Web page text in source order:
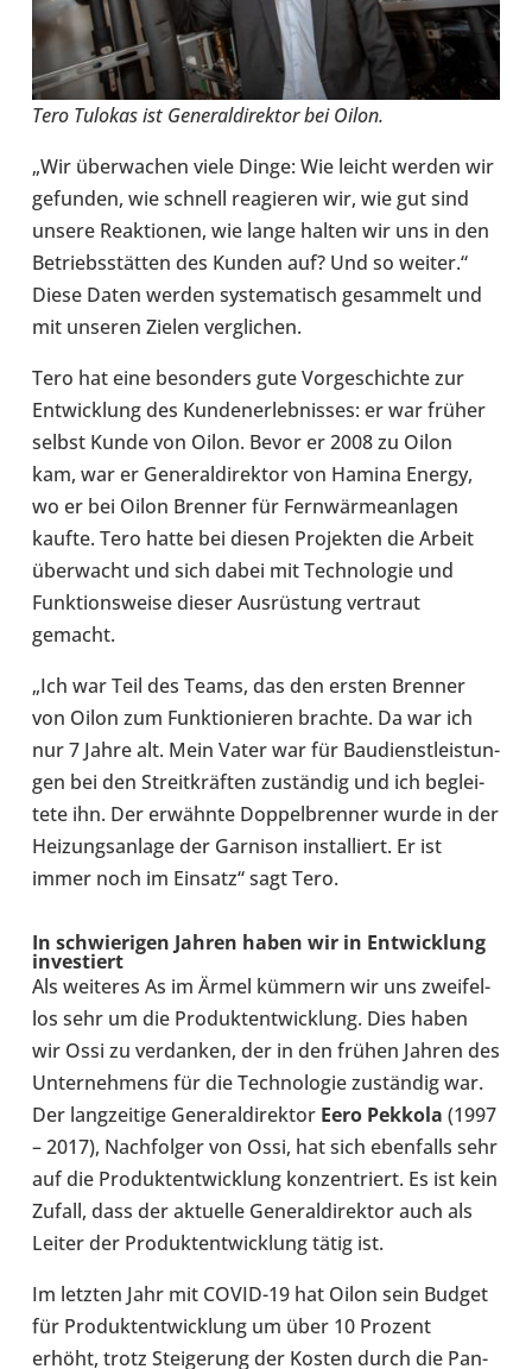
Tero Tulokas ist Gene­ral­di­rek­tor bei Oilon.
„Wir über­wa­chen viele Dinge: Wie leicht werden wir
gefun­den, wie schnell reagie­ren wir, wie gut sind
unsere Reak­tio­nen, wie lange halten wir uns in den
Betriebs­stät­ten des Kunden auf? Und so weiter.“
Diese Daten werden sys­te­ma­tisch gesam­melt und
mit unseren Zielen ver­gli­chen.
Tero hat eine beson­ders gute Vor­ge­schichte zur
Ent­wick­lung des Kun­den­er­leb­nis­ses: er war früher
selbst Kunde von Oilon. Bevor er 2008 zu Oilon
kam, war er Gene­ral­di­rek­tor von Hamina Energy,
wo er bei Oilon Brenner für Fern­wär­me­an­la­gen
kaufte. Tero hatte bei diesen Pro­jek­ten die Arbeit
über­wacht und sich dabei mit Tech­no­lo­gie und
Funk­ti­ons­weise dieser Aus­rüs­tung ver­traut
gemacht.
„Ich war Teil des Teams, das den ersten Brenner
von Oilon zum Funk­tio­nie­ren brachte. Da war ich
nur 7 Jahre alt. Mein Vater war für Bau­dienst­leis­tun­
gen bei den Streit­kräf­ten zustän­dig und ich beglei­
tete ihn. Der erwähnte Dop­pel­bren­ner wurde in der
Hei­zungs­an­lage der Gar­ni­son instal­liert. Er ist
immer noch im Einsatz“ sagt Tero.
In schwie­ri­gen Jahren haben wir in Ent­wick­lung
inves­tiert
Als wei­te­res As im Ärmel kümmern wir uns zwei­fel­
los sehr um die Pro­dukt­ent­wick­lung. Dies haben
wir Ossi zu ver­dan­ken, der in den frühen Jahren des
Unter­neh­mens für die Tech­no­lo­gie zustän­dig war.
Der lang­zei­tige Gene­ral­di­rek­tor Eero Pekkola (1997
– 2017), Nach­fol­ger von Ossi, hat sich eben­falls sehr
auf die Pro­dukt­ent­wick­lung kon­zen­triert. Es ist kein
Zufall, dass der aktu­elle Gene­ral­di­rek­tor auch als
Leiter der Pro­dukt­ent­wick­lung tätig ist.
Im letzten Jahr mit COVID-19 hat Oilon sein Budget
für Pro­dukt­ent­wick­lung um über 10 Prozent
erhöht, trotz Stei­ge­rung der Kosten durch die Pan­